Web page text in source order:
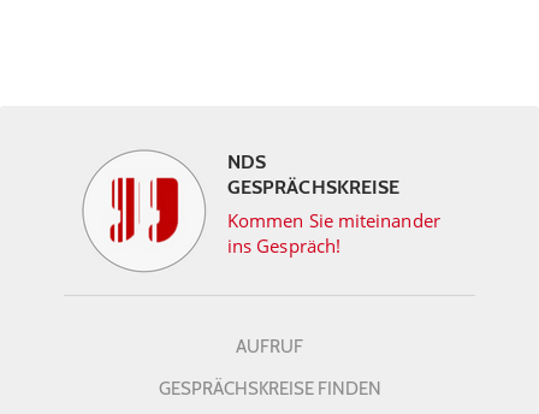
NDS
GESPRÄCHSKREISE
Kommen Sie miteinander
ins Gespräch!
AUFRUF
GESPRÄCHSKREISE FINDEN